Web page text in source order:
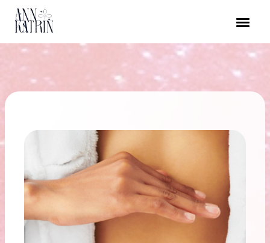
zum
Inhalt